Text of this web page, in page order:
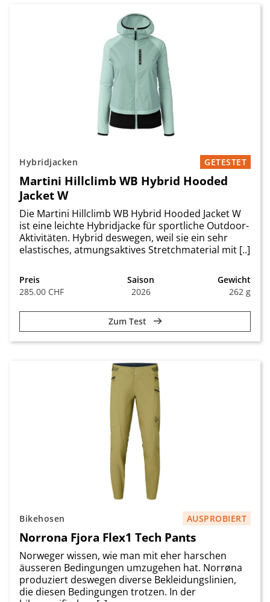
Hybridjacken GETESTET
Martini Hillclimb WB Hybrid Hooded
Jacket W
Die Martini Hillclimb WB Hybrid Hooded Jacket W
ist eine leichte Hybridjacke für sportliche Outdoor-
Aktivitäten. Hybrid deswegen, weil sie ein sehr
elastisches, atmungsaktives Stretchmaterial mit [..]
Preis
285.00 CHF
Saison
2026
Gewicht
262 g
Zum Test
Bikehosen AUSPROBIERT
Norrona Fjora Flex1 Tech Pants
Norweger wissen, wie man mit eher harschen
äusseren Bedingungen umzugehen hat. Norrøna
produziert deswegen diverse Bekleidungslinien,
die diesen Bedingungen trotzen. In der